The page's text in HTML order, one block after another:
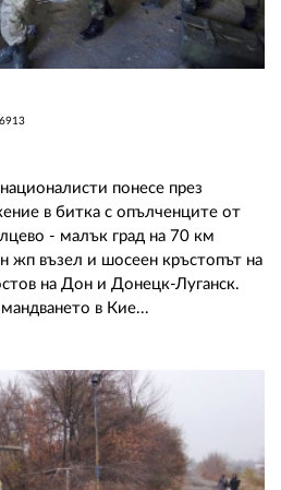
понесе през
в битка с опълченците от
- малък град на 70 км
жп възел и шосеен кръстопът на
на Дон и Донецк-Луганск.
в Кие...